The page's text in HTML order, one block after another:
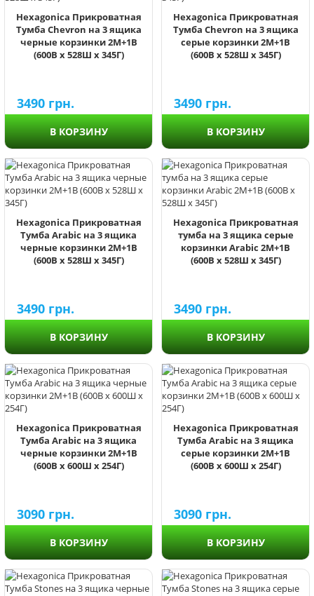
Hexagonica Прикроватная
Тумба Chevron на 3 ящика
черные корзинки 2М+1В
(600В х 528Ш х 345Г)
3490 грн.
В КОРЗИНУ
Hexagonica Прикроватная
Тумба Chevron на 3 ящика
серые корзинки 2М+1В
(600В х 528Ш х 345Г)
3490 грн.
В КОРЗИНУ
Hexagonica Прикроватная
Тумба Arabic на 3 ящика
черные корзинки 2М+1В
(600В х 528Ш х 345Г)
3490 грн.
В КОРЗИНУ
Hexagonica Прикроватная
тумба на 3 ящика серые
корзинки Arabic 2М+1В
(600В х 528Ш х 345Г)
3490 грн.
В КОРЗИНУ
Hexagonica Прикроватная
Тумба Arabic на 3 ящика
черные корзинки 2М+1В
(600В х 600Ш х 254Г)
3090 грн.
В КОРЗИНУ
Hexagonica Прикроватная
Тумба Arabic на 3 ящика
серые корзинки 2М+1В
(600В х 600Ш х 254Г)
3090 грн.
В КОРЗИНУ